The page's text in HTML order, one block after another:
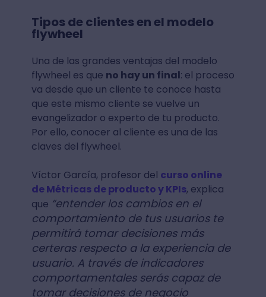
Tipos de clientes en el modelo
flywheel
Una de las grandes ventajas del modelo
flywheel es que no hay un final: el proceso
va desde que un cliente te conoce hasta
que este mismo cliente se vuelve un
evangelizador o experto de tu producto.
Por ello, conocer al cliente es una de las
claves del flywheel.
Víctor García, profesor del curso online
de Métricas de producto y KPIs, explica
que “entender los cambios en el
comportamiento de tus usuarios te
permitirá tomar decisiones más
certeras respecto a la experiencia de
usuario. A través de indicadores
comportamentales serás capaz de
tomar decisiones de negocio